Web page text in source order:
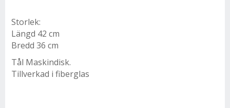
Storlek:
Längd 42 cm
Bredd 36 cm
Tål Maskindisk.
Tillverkad i fiberglas